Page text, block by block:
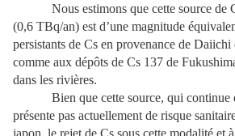
Nous estimons que cette source de
(0,6 TBq/an) est d’une magnitude
persistants de Cs en provenance de Daiichi
comme aux dépôts de Cs 137 de
dans les rivières.
Bien que cette source, qui continue
présente pas actuellement de risque
japon, le rejet de Cs sous cette modalité et